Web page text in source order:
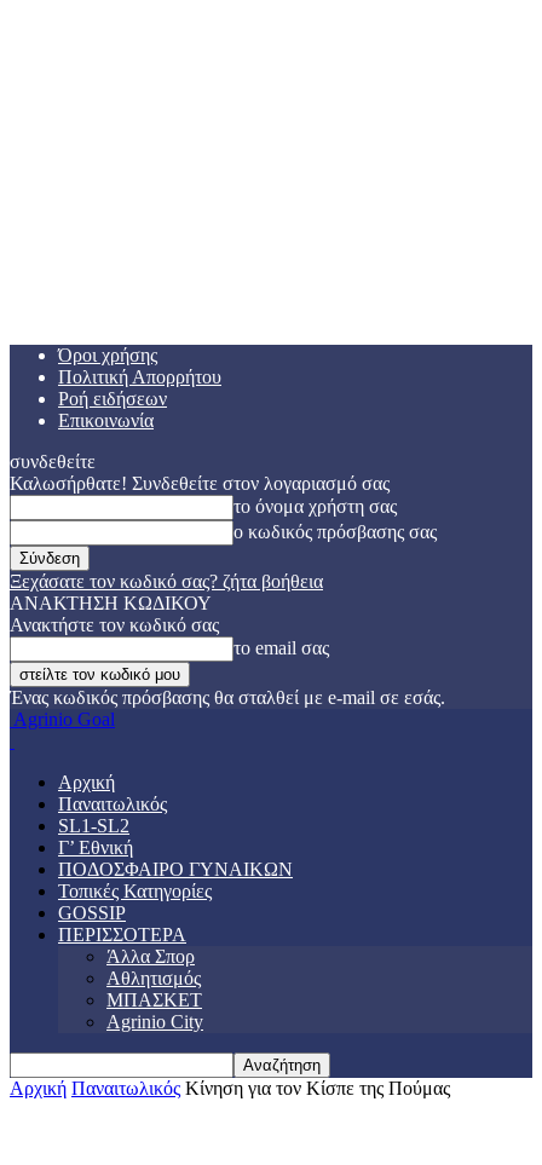
Όροι χρήσης
Πολιτική Απορρήτου
Ροή ειδήσεων
Επικοινωνία
συνδεθείτε
Καλωσήρθατε! Συνδεθείτε στον λογαριασμό σας
το όνομα χρήστη σας
ο κωδικός πρόσβασης σας
Ξεχάσατε τον κωδικό σας? ζήτα βοήθεια
ΑΝΑΚΤΗΣΗ ΚΩΔΙΚΟΥ
Ανακτήστε τον κωδικό σας
το email σας
Ένας κωδικός πρόσβασης θα σταλθεί με e-mail σε εσάς.
Agrinio Goal
Αρχική
Παναιτωλικός
SL1-SL2
Γ’ Εθνική
ΠΟΔΟΣΦΑΙΡΟ ΓΥΝΑΙΚΩΝ
Τοπικές Κατηγορίες
GOSSIP
ΠΕΡΙΣΣΟΤΕΡΑ
Άλλα Σπορ
Αθλητισμός
ΜΠΑΣΚΕΤ
Agrinio City
Αρχική Παναιτωλικός Κίνηση για τον Κίσπε της Πούμας